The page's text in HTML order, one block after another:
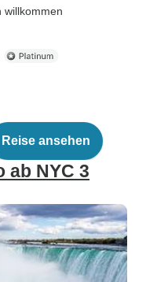
willkommen
Reise ansehen
ab NYC 3